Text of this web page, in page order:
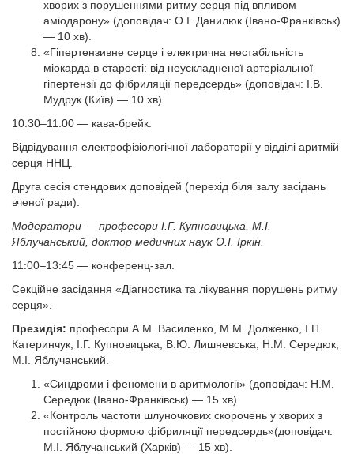
хворих з порушеннями ритму серця під впливом
аміодарону» (доповідач: О.І. Данилюк (Івано-Франківськ)
— 10 хв).
«Гіпертензивне серце і електрична нестабільність
міокарда в старості: від неускладненої артеріальної
гіпертензії до фібриляції передсердь» (доповідач: І.В.
Мудрук (Київ) — 10 хв).
10:30–11:00 — кава-брейк.
Відвідування електрофізіологічної лабораторії у відділі аритмій
серця ННЦ.
Друга сесія стендових доповідей (перехід біля залу засідань
вченої ради).
Модератори — професори І.Г. Купновицька, М.І.
Яблучанський, доктор медичних наук О.І. Іркін.
11:00–13:45 — конференц-зал.
Секційне засідання «Діагностика та лікування порушень ритму
серця».
Президія: професори А.М. Василенко, М.М. Долженко, І.П.
Катеринчук, І.Г. Купновицька, В.Ю. Лишневська, Н.М. Середюк,
М.І. Яблучанський.
«Синдроми і феномени в аритмології» (доповідач: Н.М.
Середюк (Івано-Франківськ) — 15 хв).
«Контроль частоти шлуночкових скорочень у хворих з
постійною формою фібриляції передсердь»(доповідач:
М.І. Яблучанський (Харків) — 15 хв).